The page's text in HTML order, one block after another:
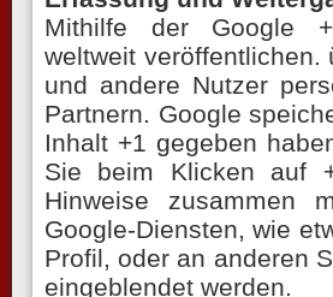
Mithilfe der Google
weltweit veröffentlichen.
und andere Nutzer
Partnern. Google
Inhalt +1 gegeben
Sie beim Klicken auf
Hinweise zusammen
Google-Diensten, wie
Profil, oder an anderen
eingeblendet werden.